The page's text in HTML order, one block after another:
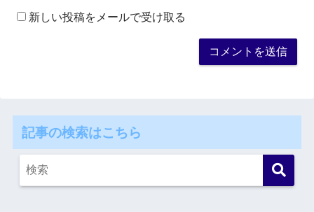
新しい投稿をメールで受け取る
記事の検索はこちら